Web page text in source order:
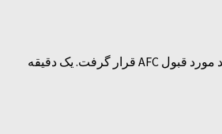
یک دقیقه سکوت به احترام درگذشتکان سانحه هوایی در دیدار پرسپولیس – السدپیشنهاد باشگاه پرسپولیس برای برقراری یک دقیقه سکوت پیش از آغاز بازی امشب باالسد مورد قبول AFC قرار گرفت. یک دقیقه